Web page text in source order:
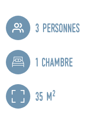
3 personnes
1 chambre
35 m2